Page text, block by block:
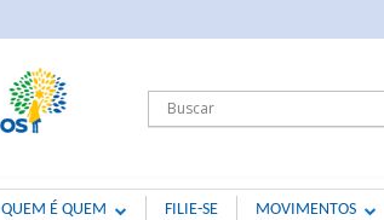
QUEM É QUEM FILIE-SE MOVIMENTOS